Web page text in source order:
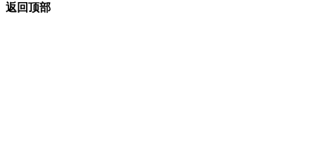
返回顶部